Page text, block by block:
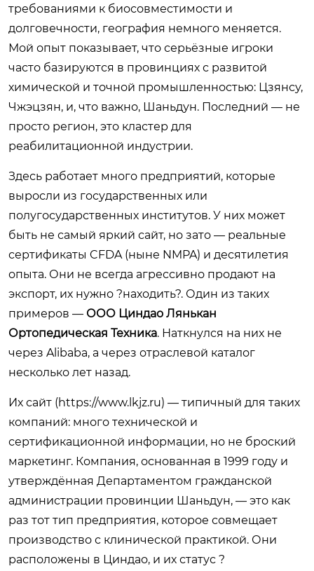
требованиями к биосовместимости и
долговечности, география немного меняется.
Мой опыт показывает, что серьёзные игроки
часто базируются в провинциях с развитой
химической и точной промышленностью: Цзянсу,
Чжэцзян, и, что важно, Шаньдун. Последний — не
просто регион, это кластер для
реабилитационной индустрии.
Здесь работает много предприятий, которые
выросли из государственных или
полугосударственных институтов. У них может
быть не самый яркий сайт, но зато — реальные
сертификаты CFDA (ныне NMPA) и десятилетия
опыта. Они не всегда агрессивно продают на
экспорт, их нужно ?находить?. Один из таких
примеров — ООО Циндао Лянькан
Ортопедическая Техника. Наткнулся на них не
через Alibaba, а через отраслевой каталог
несколько лет назад.
Их сайт (https://www.lkjz.ru) — типичный для таких
компаний: много технической и
сертификационной информации, но не броский
маркетинг. Компания, основанная в 1999 году и
утверждённая Департаментом гражданской
администрации провинции Шаньдун, — это как
раз тот тип предприятия, которое совмещает
производство с клинической практикой. Они
расположены в Циндао, и их статус ?